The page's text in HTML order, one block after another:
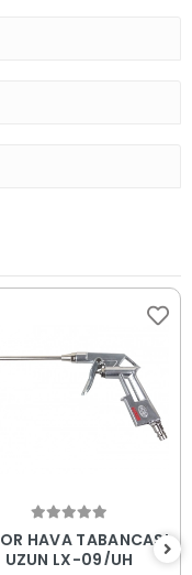
HAVA TABANCASI
UZUN LX-09/UH